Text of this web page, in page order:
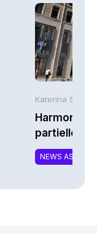
Katerina
Harmonie
partielle du
MTCAT
NEWS